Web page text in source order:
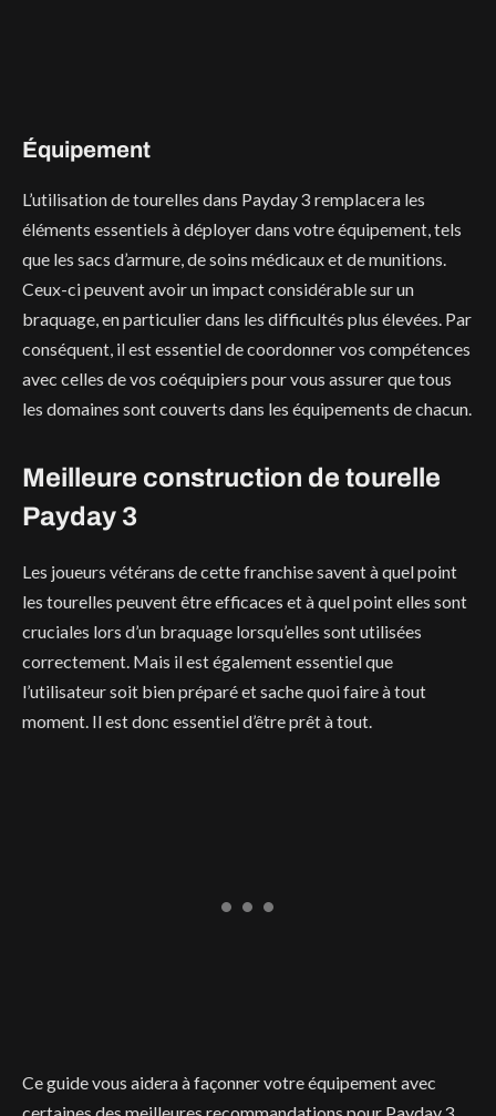
Équipement
L’utilisation de tourelles dans Payday 3 remplacera les
éléments essentiels à déployer dans votre équipement, tels
que les sacs d’armure, de soins médicaux et de munitions.
Ceux-ci peuvent avoir un impact considérable sur un
braquage, en particulier dans les difficultés plus élevées. Par
conséquent, il est essentiel de coordonner vos compétences
avec celles de vos coéquipiers pour vous assurer que tous
les domaines sont couverts dans les équipements de chacun.
Meilleure construction de tourelle
Payday 3
Les joueurs vétérans de cette franchise savent à quel point
les tourelles peuvent être efficaces et à quel point elles sont
cruciales lors d’un braquage lorsqu’elles sont utilisées
correctement. Mais il est également essentiel que
l’utilisateur soit bien préparé et sache quoi faire à tout
moment. Il est donc essentiel d’être prêt à tout.
Ce guide vous aidera à façonner votre équipement avec